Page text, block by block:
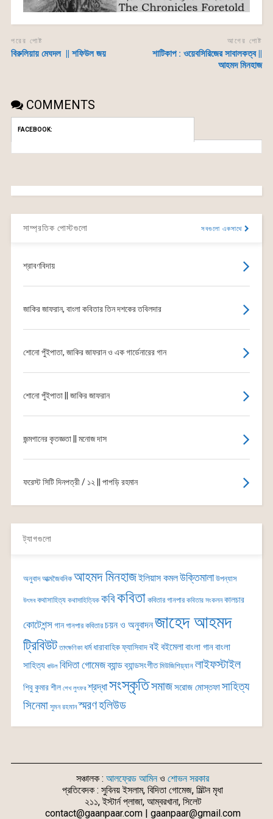
পরের পোষ্ট
বিরুলিয়ায় মেঘদল || শফিউল জয়
আগের পোষ্ট
শাটিকাপ : ওয়েবসিরিজের সাবালকত্ব ||
আহমদ মিনহাজ
COMMENTS
FACEBOOK:
সাম্প্রতিক পোস্টগুলো সবগুলো একসাথে
শ্রাবণবিদায়
জাকির জাফরান, বাংলা কবিতার তিন দশকের তবিলদার
শোনো পুঁইপাতা, জাকির জাফরান ও এক গার্ডেনারের গান
শোনো পুঁইপাতা || জাকির জাফরান
জন্মগানের কৃতজ্ঞতা || মনোজ দাস
ফরেস্ট সিটি দিনপত্রী / ১২ || পাপড়ি রহমান
ট্যাগগুলো
অনুবাদ আত্মজৈবনিক আহমদ মিনহাজইলিয়াস কমলউক্তিমালা উপন্যাস
উৎসব কথাসাহিত্য কথাসাহিত্যিক কবিকবিতা কবিতার গানপার কবিতার সংকলন কালচার
কোটেশন্সগান গানপার কবিতার চয়ন ও অনুবাদনজাহেদ আহমদ
ট্রিবিউট তাৎক্ষণিকা ধর্ম ধারাবাহিকফ্যাসিবাদবইবইমেলাবাংলা গানবাংলা
সাহিত্য বাউল বিদিতা গোমেজব্যান্ডব্যান্ডসংগীত মিউজিশিয়্যান লাইফস্টাইল
শিবু কুমার শীল শেখ লুৎফর শ্রদ্ধাসংস্কৃতিসমাজসরোজ মোস্তফাসাহিত্য
সিনেমা সুমন রহমান স্মরণহলিউড
সঞ্চালক : আলফ্রেড আমিনও শোভন সরকার
প্রতিবেদক : সুবিনয় ইসলাম, বিদিতা গোমেজ, মিল্টন মৃধা
২১১, ইস্টার্ন প্লাজা, আম্বরখানা, সিলেট
contact@gaanpaar.com | gaanpaar@gmail.com